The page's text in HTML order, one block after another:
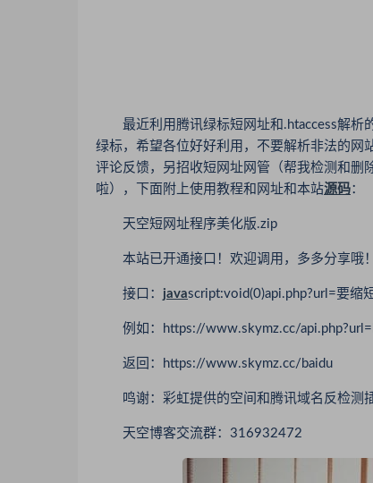
最近利用腾讯绿标短网址和.htaccess解析
绿标，希望各位好好利用，不要解析非法的网
评论反馈，另招收短网址网管（帮我检测和删
啦），下面附上使用教程和网址和本站源码：
天空短网址程序美化版.zip
本站已开通接口！欢迎调用，多多分享哦！
接口： javascript:void(0)api.php?url=要缩
例如：https://www.skymz.cc/
返回：https://www.skymz.cc/baidu
鸣谢：彩虹提供的空间和腾讯域名反检测
天空博客交流群：316932472